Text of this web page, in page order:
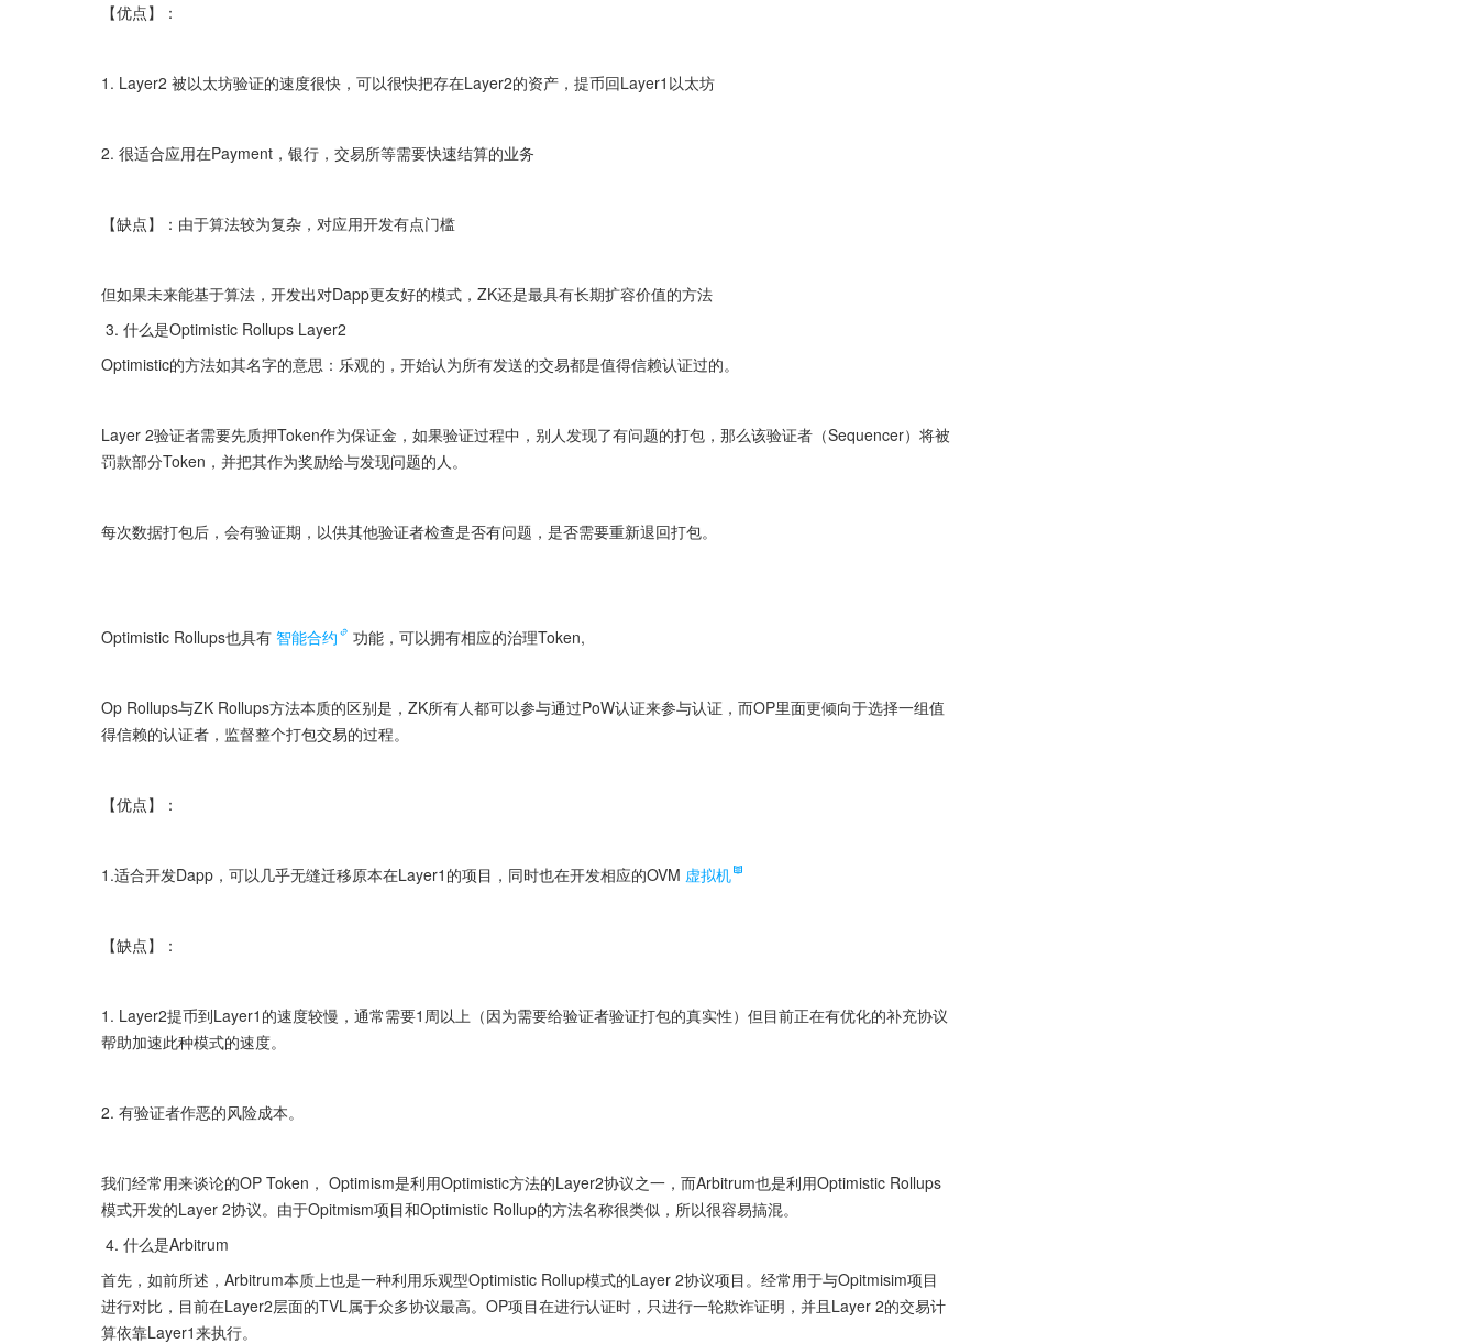
【优点】：
1. Layer2 被以太坊验证的速度很快，可以很快把存在Layer2的资产，提币回Layer1以太坊
2. 很适合应用在Payment，银行，交易所等需要快速结算的业务
【缺点】：由于算法较为复杂，对应用开发有点门槛
但如果未来能基于算法，开发出对Dapp更友好的模式，ZK还是最具有长期扩容价值的方法
3. 什么是Optimistic Rollups Layer2
Optimistic的方法如其名字的意思：乐观的，开始认为所有发送的交易都是值得信赖认证过的。
Layer 2验证者需要先质押Token作为保证金，如果验证过程中，别人发现了有问题的打包，那么该验证者（Sequencer）将被
罚款部分Token，并把其作为奖励给与发现问题的人。
每次数据打包后，会有验证期，以供其他验证者检查是否有问题，是否需要重新退回打包。
Optimistic Rollups也具有 智能合约 功能，可以拥有相应的治理Token,
Op Rollups与ZK Rollups方法本质的区别是，ZK所有人都可以参与通过PoW认证来参与认证，而OP里面更倾向于选择一组值
得信赖的认证者，监督整个打包交易的过程。
【优点】：
1.适合开发Dapp，可以几乎无缝迁移原本在Layer1的项目，同时也在开发相应的OVM 虚拟机
【缺点】：
1. Layer2提币到Layer1的速度较慢，通常需要1周以上（因为需要给验证者验证打包的真实性）但目前正在有优化的补充协议
帮助加速此种模式的速度。
2. 有验证者作恶的风险成本。
我们经常用来谈论的OP Token， Optimism是利用Optimistic方法的Layer2协议之一，而Arbitrum也是利用Optimistic Rollups
模式开发的Layer 2协议。由于Opitmism项目和Optimistic Rollup的方法名称很类似，所以很容易搞混。
4. 什么是Arbitrum
首先，如前所述，Arbitrum本质上也是一种利用乐观型Optimistic Rollup模式的Layer 2协议项目。经常用于与Opitmisim项目
进行对比，目前在Layer2层面的TVL属于众多协议最高。OP项目在进行认证时，只进行一轮欺诈证明，并且Layer 2的交易计
算依靠Layer1来执行。